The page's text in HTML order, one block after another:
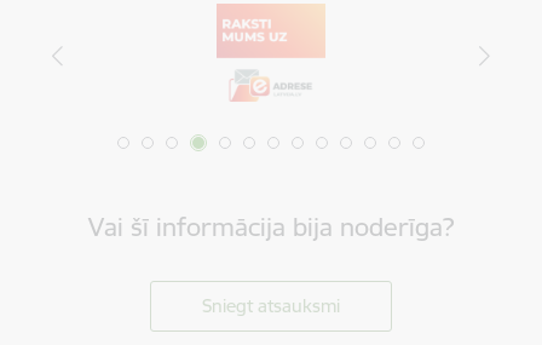
Vai šī informācija bija noderīga?
Sniegt atsauksmi